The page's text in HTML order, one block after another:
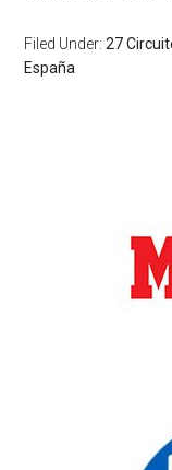
Filed Under:27
España